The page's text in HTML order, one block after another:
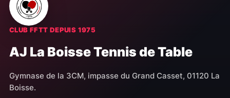
CLUB FFTT DEPUIS 1975
AJ La Boisse Tennis de Table
Gymnase de la 3CM, impasse du Grand Casset, 01120 La
Boisse.